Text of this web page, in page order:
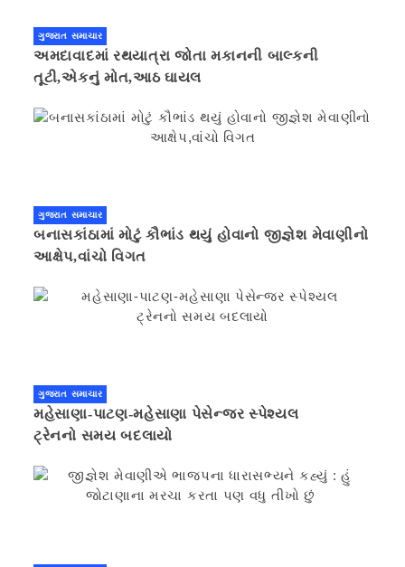
ગુજરાત સમાચાર
અમદાવાદમાં રથયાત્રા જોતા મકાનની બાલ્કની
તૂટી,એકનું મોત,આઠ ઘાયલ
ગુજરાત સમાચાર
બનાસકાંઠામાં મોટું કૌભાંડ થયું હોવાનો જીજ્ઞેશ મેવાણીનો
આક્ષેપ,વાંચો વિગત
ગુજરાત સમાચાર
મહેસાણા-પાટણ-મહેસાણા પેસેન્જર સ્પેશ્યલ
ટ્રેનનો સમય બદલાયો